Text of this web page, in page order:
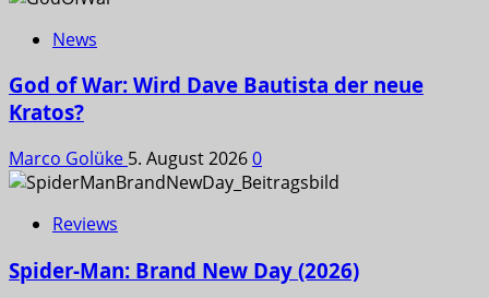
News
God of War: Wird Dave Bautista der neue
Kratos?
Marco Golüke 5. August 20260
Reviews
Spider-Man: Brand New Day (2026)